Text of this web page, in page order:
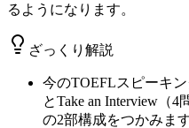
るようになります。
ざっくり解説
今のTOEFLスピーキン
とTake an Interview（4
の2部構成をつかみます